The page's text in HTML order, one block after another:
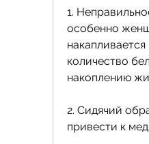
1.
особенно
количество
накоплению
2. Сидячий
привести к